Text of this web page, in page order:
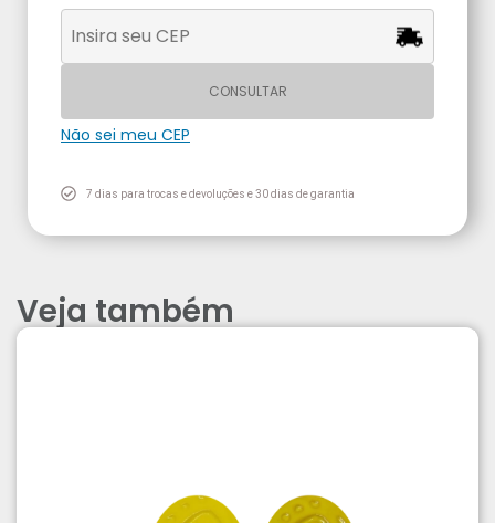
CONSULTAR
Não sei meu CEP
7 dias para trocas e devoluções e 30 dias de garantia
Veja também